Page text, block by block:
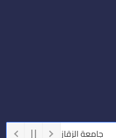
جامعة الزقازيق جامعة